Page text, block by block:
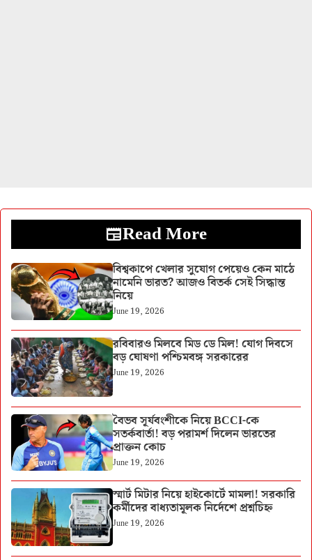
Read More
বিশ্বকাপে খেলার সুযোগ পেয়েও কেন মাঠে
নামেনি ভারত? আজও বিতর্ক সেই সিদ্ধান্ত
নিয়ে
June 19, 2026
রবিবারও মিলবে মিড ডে মিল! যোগ দিবসে
বড় ঘোষণা পশ্চিমবঙ্গ সরকারের
June 19, 2026
বৈভব সূর্যবংশীকে নিয়ে BCCI-কে
সতর্কবার্তা! বড় পরামর্শ দিলেন ভারতের
প্রাক্তন কোচ
June 19, 2026
স্মার্ট মিটার নিয়ে হাইকোর্টে মামলা! সরকারি
কর্মীদের বাধ্যতামূলক নির্দেশে প্রশ্নচিহ্ন
June 19, 2026